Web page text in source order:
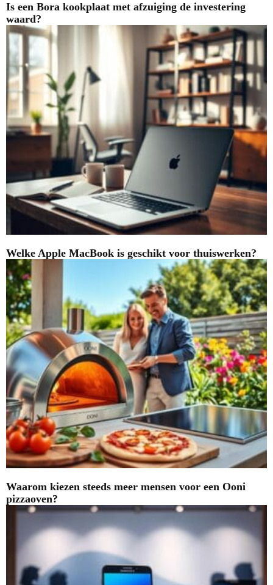
Is een Bora kookplaat met afzuiging de investering
waard?
Welke Apple MacBook is geschikt voor thuiswerken?
Waarom kiezen steeds meer mensen voor een Ooni
pizzaoven?